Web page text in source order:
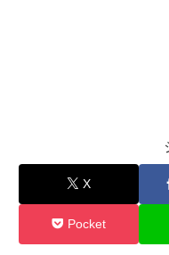
X
Pocket